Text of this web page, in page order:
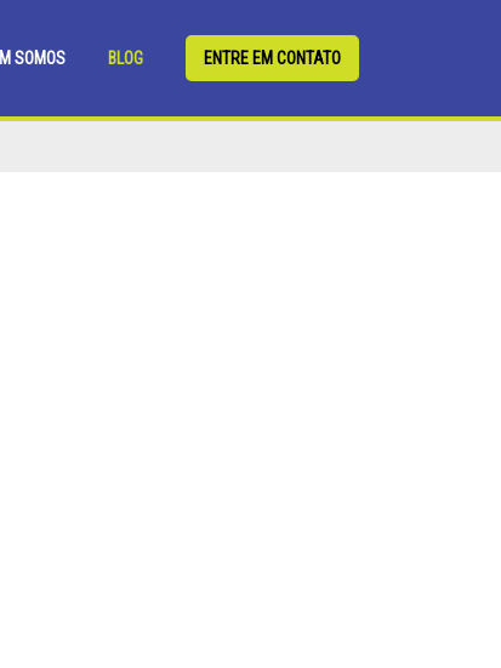
SOMOS BLOG ENTRE EM CONTATO